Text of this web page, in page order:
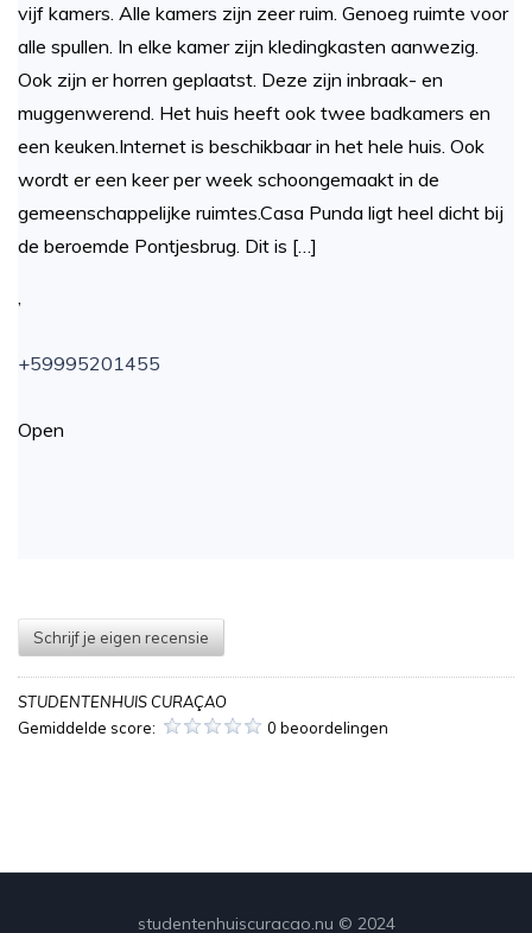
vijf kamers. Alle kamers zijn zeer ruim. Genoeg ruimte voor
alle spullen. In elke kamer zijn kledingkasten aanwezig.
Ook zijn er horren geplaatst. Deze zijn inbraak- en
muggenwerend. Het huis heeft ook twee badkamers en
een keuken.Internet is beschikbaar in het hele huis. Ook
wordt er een keer per week schoongemaakt in de
gemeenschappelijke ruimtes.Casa Punda ligt heel dicht bij
de beroemde Pontjesbrug. Dit is […]
,
+59995201455
Open
Schrijf je eigen recensie
STUDENTENHUIS CURAÇAO
Gemiddelde score:
0 beoordelingen
studentenhuiscuracao.nu © 2024